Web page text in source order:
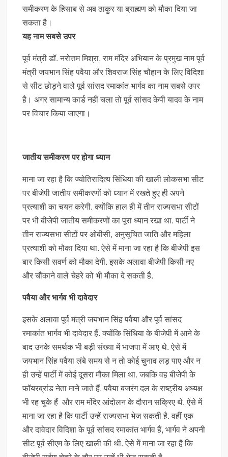
समीकरण के हिसाब से अब ठाकुर या ब्राह्मण को मौका दिया जा
सकता है।
यह नाम सबसे उपर
पूर्व मंत्री डॉ. नरोत्तम मिश्रा, राम मंदिर अभियान के प्रमुख नाम पूर्व
मंत्री जयभान सिंह पवैया और शिवराज सिंह चौहान के लिए विदिशा
से सीट छोड़ने वाले पूर्व सांसद रमाकांत भार्गव का नाम सबसे उपर
है। अगर सामान्य कार्ड नहीं चला तो पूर्व सांसद केपी यादव के नाम
पर विचार किया जाएगा।
जातीय समीकरण पर होगा ध्यान
माना जा रहा है कि ज्योतिरादित्य सिंधिया की खाली लोकसभा सीट
पर बीजेपी जातीय समीकरणों को ध्यान में रखते हुए ही अपने
प्रत्याशी का चयन करेगी. क्योंकि हाल ही में तीन राज्यसभा सीटों
पर भी बीजेपी जातीय समीकरणों का पूरा ध्यान रखा था. पार्टी ने
तीन राज्यसभा सीटों पर ओबीसी, अनुसूचित जाति और महिला
प्रत्याशी को मौका दिया था. ऐसे में माना जा रहा है कि बीजेपी इस
बार किसी सवर्ण को मौका देगी. इसके अलावा बीजेपी किसी नए
और चौंकाने वाले चेहरे को भी मौका दे सकती है.
पवैया और भार्गव भी दावेदार
इसके अलावा पूर्व मंत्री जयभान सिंह पवैया और पूर्व सांसद
रमाकांत भार्गव भी दावेदार हैं. क्योंकि सिंधिया के बीजेपी में आने के
बाद उनके समर्थक भी बड़ी संख्या में भाजपा में आए थे. ऐसे में
जयभान सिंह पवैया लंबे समय से न तो कोई चुनाव लड़ पाए और न
ही उन्हें पार्टी में कोई दूसरा मौका मिला था. जबकि वह बीजेपी के
फॉयरब्रांड नेता माने जाते हैं. पवैया बजरंग दल के राष्ट्रीय अध्यक्ष
भी रह चुके हैं और राम मंदिर आंदोलन के दौरान सक्रिए थे. ऐसे में
माना जा रहा है कि पार्टी उन्हें राज्यसभा भेज सकती है. वहीं एक
और दावेदार विदिशा के पूर्व सांसद रमाकांत भार्गव हैं, भार्गव ने अपनी
सीट पूर्व सीएम के लिए खाली की थी. ऐसे में माना जा रहा है कि